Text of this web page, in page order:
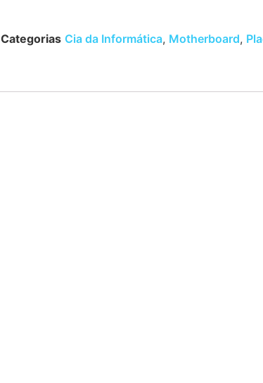
Categorias Cia da Informática, Motherboard,